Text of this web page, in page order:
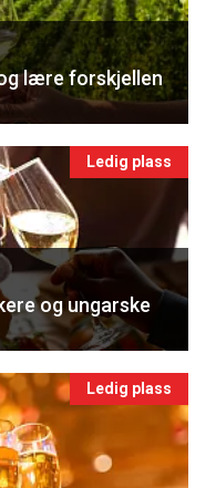
lære forskjellen
Ledig plass
og ungarske
Ledig plass